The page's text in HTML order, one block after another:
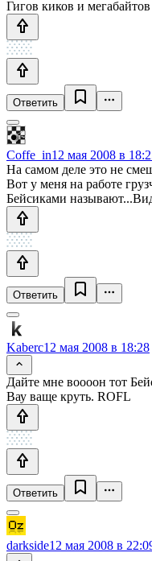
Гигов киков и
Ответить
Coffe_in12 мая 2008 в
На самом деле это не
Вот у меня на работе
Бейсиками
Ответить
Kaberc12 мая 2008 в 18:28
Дайте мне воооон тот
Вау ваще круть. ROFL
Ответить
darkside12 мая 2008 в